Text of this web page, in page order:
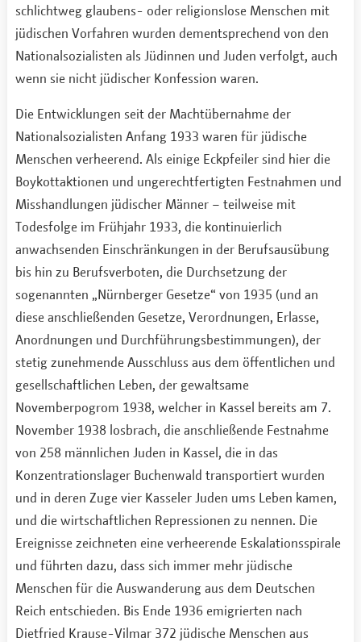
schlichtweg glaubens- oder religionslose Menschen mit
jüdischen Vorfahren wurden dementsprechend von den
Nationalsozialisten als Jüdinnen und Juden verfolgt, auch
wenn sie nicht jüdischer Konfession waren.
Die Entwicklungen seit der Machtübernahme der
Nationalsozialisten Anfang 1933 waren für jüdische
Menschen verheerend. Als einige Eckpfeiler sind hier die
Boykottaktionen und ungerechtfertigten Festnahmen und
Misshandlungen jüdischer Männer – teilweise mit
Todesfolge im Frühjahr 1933, die kontinuierlich
anwachsenden Einschränkungen in der Berufsausübung
bis hin zu Berufsverboten, die Durchsetzung der
sogenannten „Nürnberger Gesetze“ von 1935 (und an
diese anschließenden Gesetze, Verordnungen, Erlasse,
Anordnungen und Durchführungsbestimmungen), der
stetig zunehmende Ausschluss aus dem öffentlichen und
gesellschaftlichen Leben, der gewaltsame
Novemberpogrom 1938, welcher in Kassel bereits am 7.
November 1938 losbrach, die anschließende Festnahme
von 258 männlichen Juden in Kassel, die in das
Konzentrationslager Buchenwald transportiert wurden
und in deren Zuge vier Kasseler Juden ums Leben kamen,
und die wirtschaftlichen Repressionen zu nennen. Die
Ereignisse zeichneten eine verheerende Eskalationsspirale
und führten dazu, dass sich immer mehr jüdische
Menschen für die Auswanderung aus dem Deutschen
Reich entschieden. Bis Ende 1936 emigrierten nach
Dietfried Krause-Vilmar 372 jüdische Menschen aus